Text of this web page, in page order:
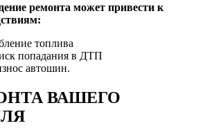
ремонта может привести к
топлива
попадания в ДТП
автошин.
ВАШЕГО